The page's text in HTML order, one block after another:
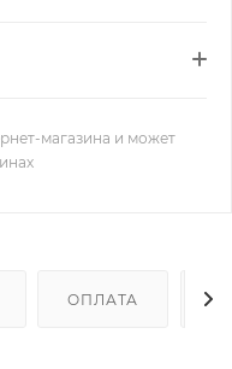
магазина и может
ОПЛАТА